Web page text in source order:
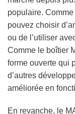
populaire. Comme
pouvez choisir
ou de l’utiliser
Comme le boîtier
forme ouverte qui
d’autres
améliorée en
En revanche, le